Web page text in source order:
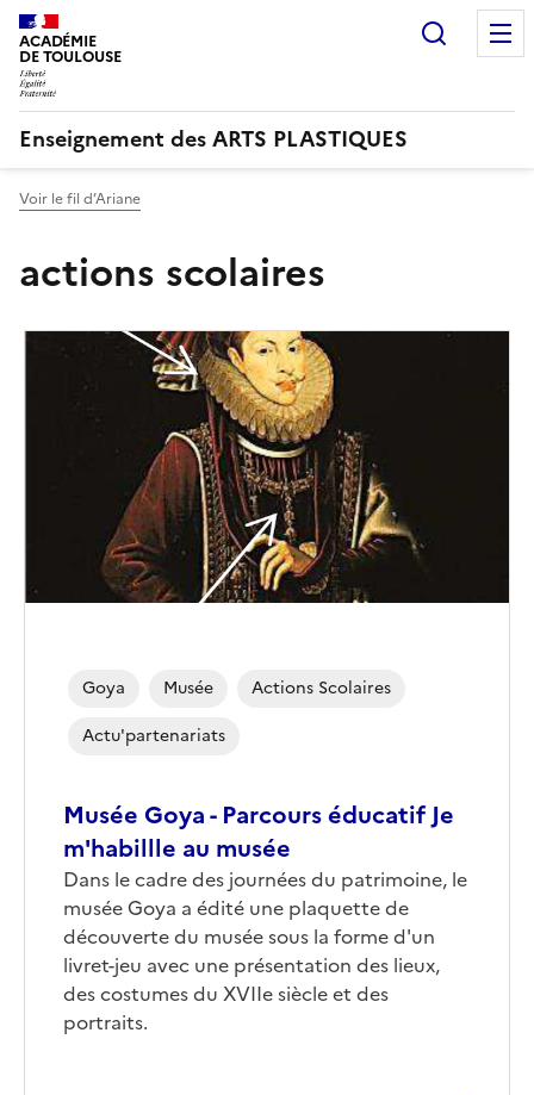
ACADÉMIE
DE TOULOUSE
Enseignement des ARTS PLASTIQUES
Voir le fil d’Ariane
actions scolaires
Musée Goya - Parcours éducatif Je
m'habillle au musée
Dans le cadre des journées du patrimoine, le
musée Goya a édité une plaquette de
découverte du musée sous la forme d'un
livret-jeu avec une présentation des lieux,
des costumes du XVIIe siècle et des
portraits.
Goya Musée
Actions Scolaires
Actu'partenariats